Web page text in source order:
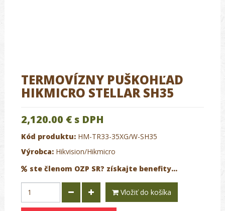
TERMOVÍZNY PUŠKOHĽAD
HIKMICRO STELLAR SH35
2,120.00 € s DPH
Kód produktu: HM-TR33-35XG/W-SH35
Výrobca: Hikvision/Hikmicro
ste členom OZP SR? získajte benefity...
Vložiť do košíka